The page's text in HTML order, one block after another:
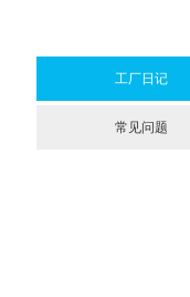
工厂日记
常见问题